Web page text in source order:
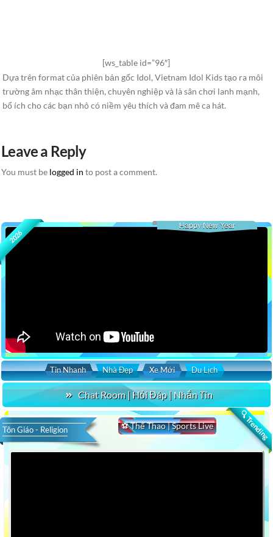
[ws_table id=”96″]
Dựa trên format của phiên bản gốc Idol, Vietnam Idol Kids tạo ra môi
trường âm nhạc thân thiện, chuyên nghiệp và là sân chơi lanh mạnh,
bổ ích cho các bạn nhỏ có niềm yêu thích và đam mê ca hát.
Leave a Reply
You must be logged in to post a comment.
2026
Happy New Year
Tin Nhanh Nhà Đẹp Xe Mới Du Lịch
Chat Room | Hỏi Đáp | Nhắn Tin
🔍 Trending
⚽ Thể Thao | Sports Live
Tôn Giáo - Religion